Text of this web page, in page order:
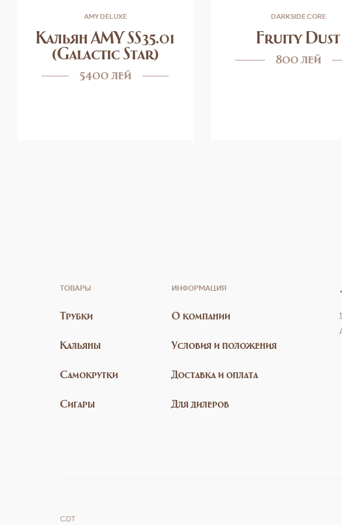
AMY DELUXE
Кальян AMY SS35.01
(Galactic Star)
5400 лей
DARKSIDE CORE
Fruity Dust
800 лей
ТОВАРЫ
Трубки
Кальяны
Самокрутки
Сигары
ИНФОРМАЦИЯ
О компании
Условия и положения
Доставка и оплата
Для дилеров
CDT